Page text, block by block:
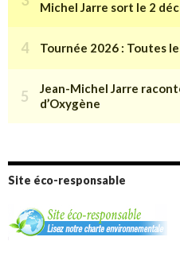
Site éco-responsable